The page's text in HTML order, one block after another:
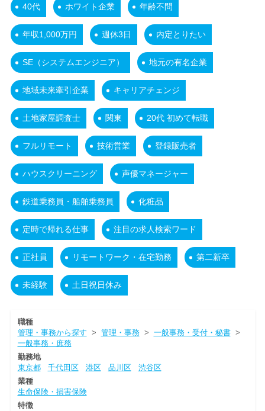
40代 ホワイト企業 年齢不問
年収1,000万円 週休3日 内定とりたい
SE（システムエンジニア） 地元の有名企業
地域未来牽引企業 キャリアチェンジ
土地家屋調査士 関東 20代 初めて転職
フルリモート 技術営業 登録販売者
ハウスクリーニング 声優マネージャー
鉄道乗務員・船舶乗務員 化粧品
定時で帰れる仕事 注目の求人検索ワード
正社員 リモートワーク・在宅勤務 第二新卒
未経験 土日祝日休み
職種
管理・事務から探す > 管理・事務> 一般事務・受付・秘書>
一般事務・庶務
勤務地
東京都
千代田区 港区 品川区
渋谷区
業種
生命保険・損害保険
特徴